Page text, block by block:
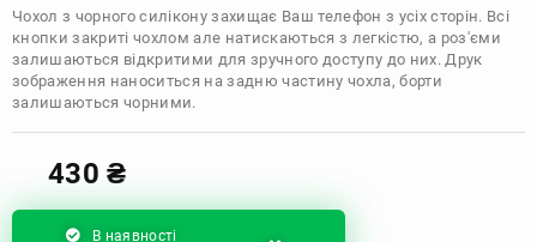
Чохол з чорного силікону захищає Ваш телефон з усіх сторін. Всі
кнопки закриті чохлом але натискаються з легкістю, а роз'єми
залишаються відкритими для зручного доступу до них. Друк
зображення наноситься на задню частину чохла, борти
залишаються чорними.
430₴
В наявності